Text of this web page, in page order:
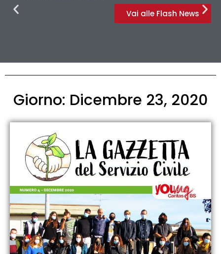
Vai alle Flash News
Giorno: Dicembre 23, 2020